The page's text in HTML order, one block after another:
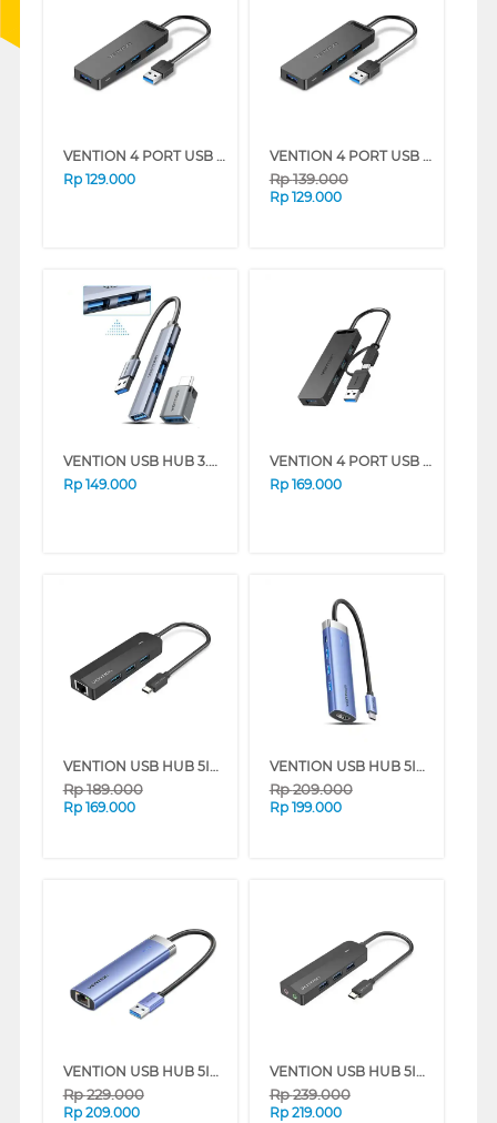
VENTION 4 PORT USB 3.0 HUB WITH POWER SUPPLY CHLBD
Rp 129.000
VENTION 4 PORT USB 3.0 HUB WITH POWER SUPPLY CHLBF
Rp139.000
Rp 129.000
VENTION USB HUB 3.0 4 PORT + OTG TYPE-C CKPHB-CDQ
Rp 149.000
VENTION 4 PORT USB 3.0 HUB WITH USB-C TO USB ADAPTER CHTBB
Rp 169.000
VENTION USB HUB 5IN1 TYPE C TO USB 2.0 & LAN TGOBB
Rp189.000
Rp 169.000
VENTION USB HUB 5IN1 TYPE C TO USB A & HDMI TGESB
Rp209.000
Rp 199.000
VENTION USB HUB 5IN1 USB A TO USB A & LAN TGFSB
Rp229.000
Rp 209.000
VENTION USB HUB 5IN1 TYPE C TO USB A & AUDIO TGQBB
Rp239.000
Rp 219.000